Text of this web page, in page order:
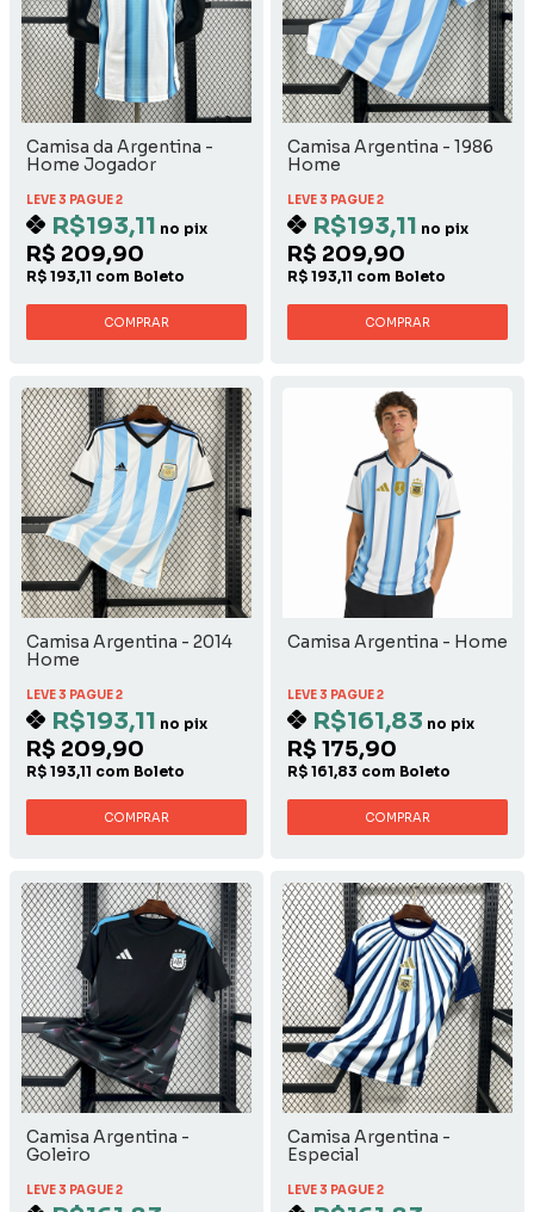
Camisa da Argentina -
Home Jogador
LEVE 3 PAGUE 2
R$193,11 no pix
R$ 209,90
R$ 193,11 com Boleto
COMPRAR
Camisa Argentina - 1986
Home
LEVE 3 PAGUE 2
R$193,11 no pix
R$ 209,90
R$ 193,11 com Boleto
COMPRAR
Camisa Argentina - 2014
Home
LEVE 3 PAGUE 2
R$193,11 no pix
R$ 209,90
R$ 193,11 com Boleto
COMPRAR
Camisa Argentina - Home
LEVE 3 PAGUE 2
R$161,83 no pix
R$ 175,90
R$ 161,83 com Boleto
COMPRAR
Camisa Argentina -
Goleiro
LEVE 3 PAGUE 2
Camisa Argentina -
Especial
LEVE 3 PAGUE 2